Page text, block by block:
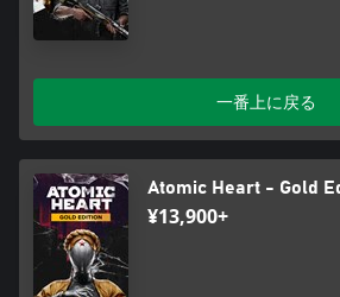
一番上に戻る
Atomic Heart - Gold
¥13,900+